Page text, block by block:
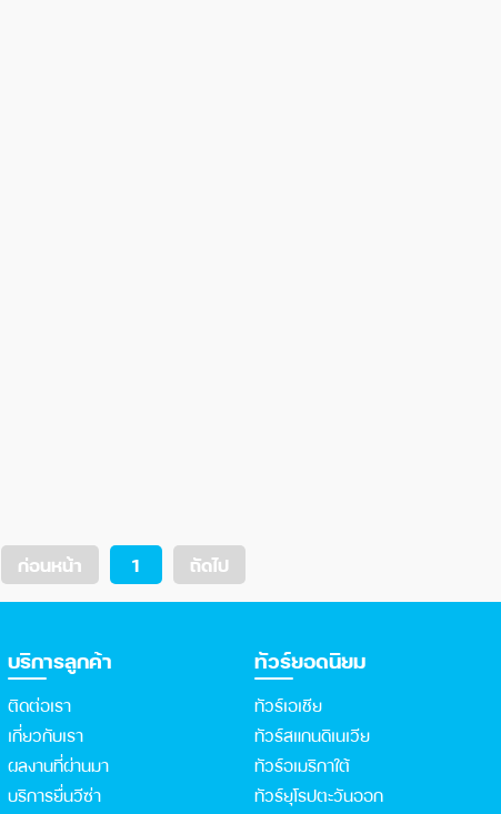
ก่อนหน้า 1 ถัดไป
บริการลูกค้า
ติดต่อเรา
เกี่ยวกับเรา
ผลงานที่ผ่านมา
บริการยื่นวีซ่า
ทัวร์ยอดนิยม
ทัวร์เอเชีย
ทัวร์สแกนดิเนเวีย
ทัวร์อเมริกาใต้
ทัวร์ยุโรปตะวันออก